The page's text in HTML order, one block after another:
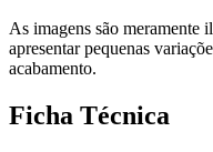
As imagens são meramente
apresentar pequenas
acabamento.
Ficha Técnica